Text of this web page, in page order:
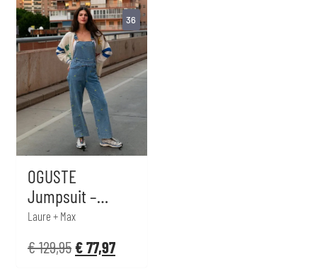
OGUSTE
Jumpsuit –
Denim
Laure + Max
€129,95€77,97
36